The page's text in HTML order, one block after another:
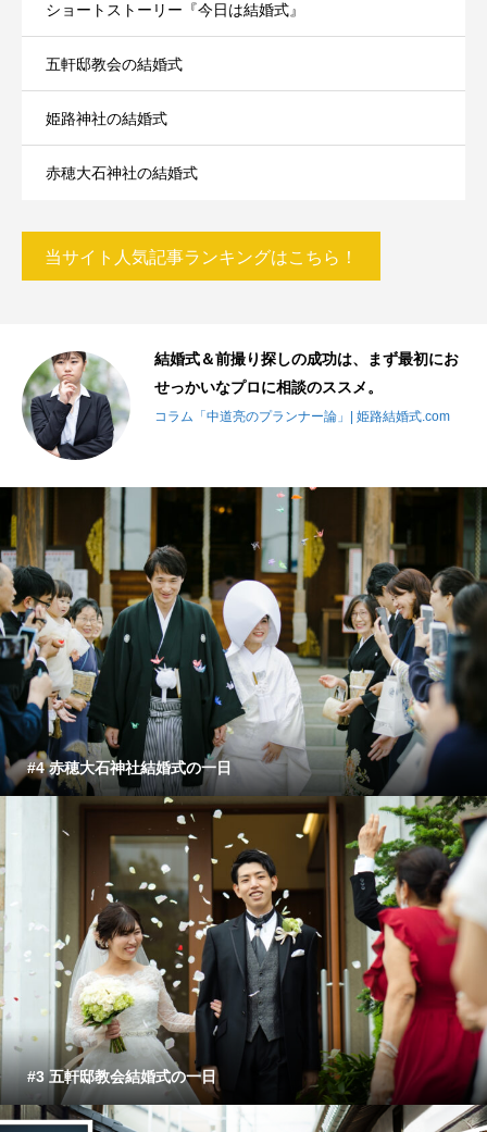
ショートストーリー『今日は結婚式』
五軒邸教会の結婚式
姫路神社の結婚式
赤穂大石神社の結婚式
当サイト人気記事ランキングはこちら！
結婚式＆前撮り探しの成功は、まず最初にお
せっかいなプロに相談のススメ。
コラム「中道亮のプランナー論」| 姫路結婚式.com
#4 赤穂大石神社結婚式の一日
#3 五軒邸教会結婚式の一日